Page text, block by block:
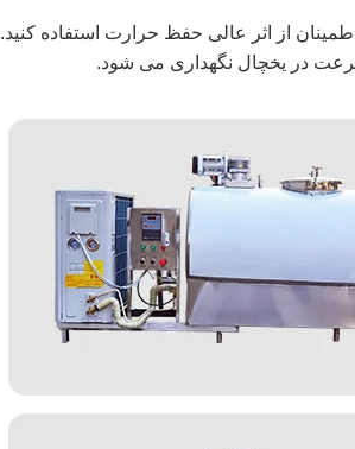
از اثر عالی حفظ حرارت استفاده کنید.